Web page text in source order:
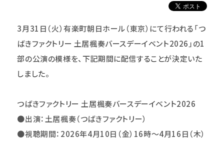
3月31日（火）有楽町朝日ホール（東京）にて行われる「つ
ばきファクトリー 土居楓奏バースデーイベント2026」の1
部の公演の模様を、下記期間に配信することが決定いた
しました。
つばきファクトリー 土居楓奏バースデーイベント2026
●出演：土居楓奏（つばきファクトリー）
●視聴期間：2026年4月10日（金）16時～4月16日（木）